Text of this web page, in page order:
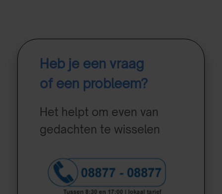
Heb je een vraag
of een probleem?
Het helpt om even van
gedachten te wisselen